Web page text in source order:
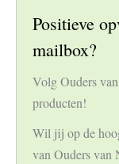
Positieve
mailbox?
Volg Ouders
producten!
Wil jij op de
van Ouders van